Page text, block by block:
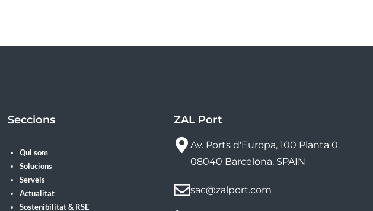
Seccions
Qui som
Solucions
Serveis
Actualitat
Sostenibilitat & RSE
ZAL Port
Av. Ports d'Europa, 100 Planta 0.
08040 Barcelona, SPAIN
sac@zalport.com